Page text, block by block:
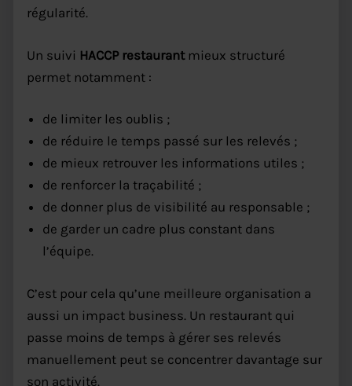
régularité.
Un suivi HACCP restaurantmieux structuré
permet notamment :
de limiter les oublis ;
de réduire le temps passé sur les relevés ;
de mieux retrouver les informations utiles ;
de renforcer la traçabilité ;
de donner plus de visibilité au responsable ;
de garder un cadre plus constant dans
l’équipe.
C’est pour cela qu’une meilleure organisation a
aussi un impact business. Un restaurant qui
passe moins de temps à gérer ses relevés
manuellement peut se concentrer davantage sur
son activité.